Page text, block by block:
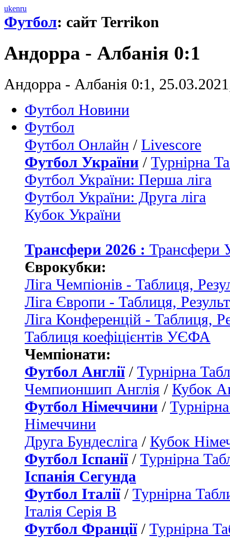
ukenru
Футбол: сайт Terrikon
Андорра - Албанія 0:1
Андорра - Албанія 0:1,
Футбол Новини
Футбол
Футбол Онлайн / Livescore
Футбол України / Турнірна
Футбол України: Перша ліга
Футбол України: Друга ліга
Кубок України
Трансфери 2026 : Трансфери
Єврокубки:
Ліга Чемпіонів - Таблиця,
Ліга Європи - Таблиця,
Ліга Конференцій - Таблиця,
Таблиця коефіцієнтів УЄФА
Чемпіонати:
Футбол Англії/ Турнірна
Чемпионшип Англія / Кубок
Футбол Німеччини /
Німеччини
Друга Бундесліга / Кубок
Футбол Іспанії/ Турнірна
Іспанія Сегунда
Футбол Італії/ Турнірна
Італія Серія B
Футбол Франції/ Турнірна